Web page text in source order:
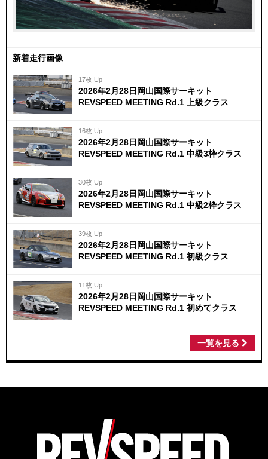
新着走行画像
17枚 Up
2026年2月28日岡山国際サーキット
REVSPEED MEETING Rd.1 上級クラス
16枚 Up
2026年2月28日岡山国際サーキット
REVSPEED MEETING Rd.1 中級3枠クラス
30枚 Up
2026年2月28日岡山国際サーキット
REVSPEED MEETING Rd.1 中級2枠クラス
39枚 Up
2026年2月28日岡山国際サーキット
REVSPEED MEETING Rd.1 初級クラス
11枚 Up
2026年2月28日岡山国際サーキット
REVSPEED MEETING Rd.1 初めてクラス
一覧を見る